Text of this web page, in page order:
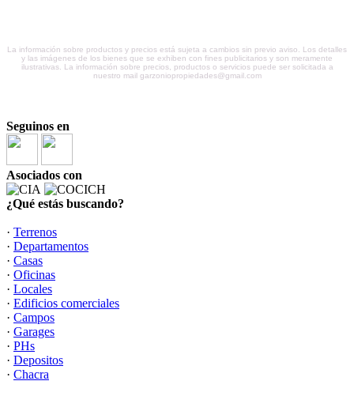
La información sobre productos y precios está sujeta a cambios sin previo aviso. Los detalles
y las imágenes de los bienes que se exhiben con fines publicitarios y son meramente
ilustrativas. La información sobre precios, productos o servicios puede ser solicitada a
nuestro mail garzoniopropiedades@gmail.com
Seguinos en
Asociados con
¿Qué estás buscando?
· Terrenos
· Departamentos
· Casas
· Oficinas
· Locales
· Edificios comerciales
· Campos
· Garages
· PHs
· Depositos
· Chacra